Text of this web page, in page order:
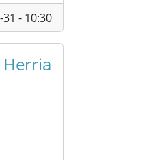
- 10:30